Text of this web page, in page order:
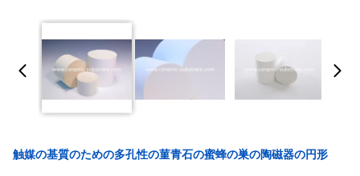
触媒の基質のための多孔性の菫青石の蜜蜂の巣の陶磁器の円形